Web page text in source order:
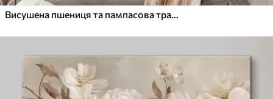
Висушена пшениця та пампасова трава різних відтінків бежевого та коричневого кольорів